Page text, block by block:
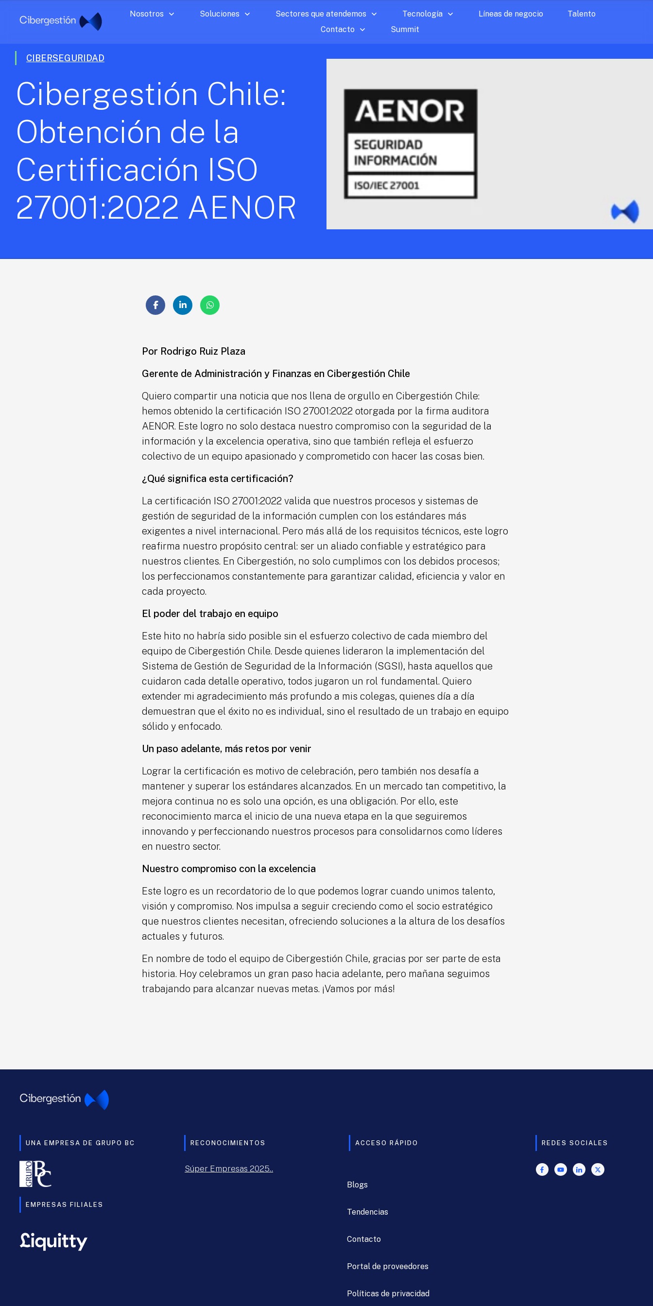
Nosotros Soluciones Sectores que atendemos Tecnología Líneas de negocio
Talento
Contacto
Summit
CIBERSEGURIDAD
Cibergestión Chile:
Obtención de la
Certificación ISO
27001:2022 AENOR
Por Rodrigo Ruiz Plaza
Gerente de Administración y Finanzas en Cibergestión Chile
Quiero compartir una noticia que nos llena de orgullo en Cibergestión Chile:
hemos obtenido la certificación ISO 27001:2022 otorgada por la firma auditora
AENOR. Este logro no solo destaca nuestro compromiso con la seguridad de la
información y la excelencia operativa, sino que también refleja el esfuerzo
colectivo de un equipo apasionado y comprometido con hacer las cosas bien.
¿Qué significa esta certificación?
La certificación ISO 27001:2022 valida que nuestros procesos y sistemas de
gestión de seguridad de la información cumplen con los estándares más
exigentes a nivel internacional. Pero más allá de los requisitos técnicos, este logro
reafirma nuestro propósito central: ser un aliado confiable y estratégico para
nuestros clientes. En Cibergestión, no solo cumplimos con los debidos procesos;
los perfeccionamos constantemente para garantizar calidad, eficiencia y valor en
cada proyecto.
El poder del trabajo en equipo
Este hito no habría sido posible sin el esfuerzo colectivo de cada miembro del
equipo de Cibergestión Chile. Desde quienes lideraron la implementación del
Sistema de Gestión de Seguridad de la Información (SGSI), hasta aquellos que
cuidaron cada detalle operativo, todos jugaron un rol fundamental. Quiero
extender mi agradecimiento más profundo a mis colegas, quienes día a día
demuestran que el éxito no es individual, sino el resultado de un trabajo en equipo
sólido y enfocado.
Un paso adelante, más retos por venir
Lograr la certificación es motivo de celebración, pero también nos desafía a
mantener y superar los estándares alcanzados. En un mercado tan competitivo, la
mejora continua no es solo una opción, es una obligación. Por ello, este
reconocimiento marca el inicio de una nueva etapa en la que seguiremos
innovando y perfeccionando nuestros procesos para consolidarnos como líderes
en nuestro sector.
Nuestro compromiso con la excelencia
Este logro es un recordatorio de lo que podemos lograr cuando unimos talento,
visión y compromiso. Nos impulsa a seguir creciendo como el socio estratégico
que nuestros clientes necesitan, ofreciendo soluciones a la altura de los desafíos
actuales y futuros.
En nombre de todo el equipo de Cibergestión Chile, gracias por ser parte de esta
historia. Hoy celebramos un gran paso hacia adelante, pero mañana seguimos
trabajando para alcanzar nuevas metas. ¡Vamos por más!
UNA EMPRESA DE GRUPO BC
EMPRESAS FILIALES
RECONOCIMIENTOS
Súper Empresas 2025..
ACCESO RÁPIDO
Blogs
Tendencias
Contacto
Portal de proveedores
Políticas de privacidad
REDES SOCIALES